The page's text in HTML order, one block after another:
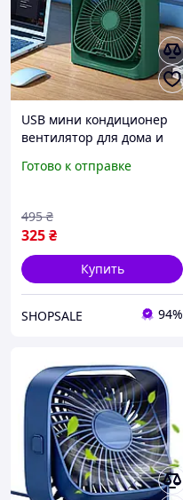
USB мини кондиционер
вентилятор для дома и
воздуха с увлажнителем
Готово к отправке
325₴
495 ₴
Купить
SHOPSALE 94%